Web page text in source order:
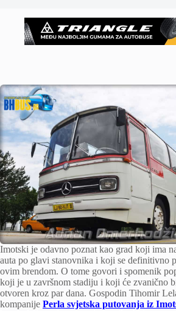
Imotski je odavno poznat kao grad koji ima
auta po glavi stanovnika i koji se definitivno
ovim brendom. O tome govori i spomenik
koji je u završnom stadiju i koji će zvanično
otvoren kroz par dana. Gospodin Tihomir
kompanije Perla svjetska putovanja iz